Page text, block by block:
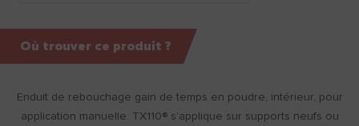
Enduit de rebouchage gain de temps en poudre, intérieur, pour
application manuelle. TX110® s'applique sur supports neufs ou
Où trouver ce produit ?